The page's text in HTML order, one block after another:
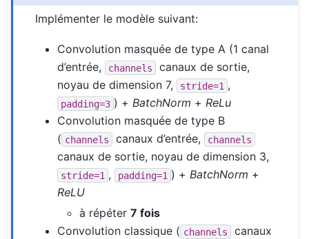
Implémenter le modèle suivant:
Convolution masquée de type A (1 canal
d’entrée,
channels
canaux de sortie,
noyau de dimension 7,
stride=1 ,
padding=3 ) +BatchNorm +ReLu
Convolution masquée de type B
( channels canaux d’entrée, channels
canaux de sortie, noyau de dimension 3,
stride=1 , padding=1 ) +BatchNorm +
ReLU
à répéter7 fois
Convolution classique ( channels
canaux